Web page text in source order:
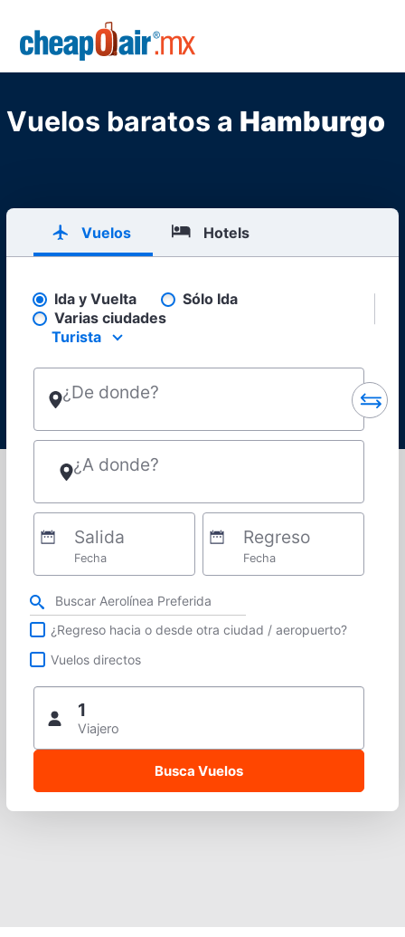
Skip to main content
Vuelos baratos a Hamburgo
Vuelos Hotels
Pick your flight type
Ida y Vuelta
Sólo Ida
Varias ciudades
Select your preferred seating class.
Turista
¿De donde?
¿A donde?
Salida
Fecha
Regreso
Fecha
Refina tu búsqueda por aerolínea, ciudad o aeropuerto o vuelos directos
¿Regreso hacia o desde otra ciudad / aeropuerto?
Vuelos directos
1
Viajero